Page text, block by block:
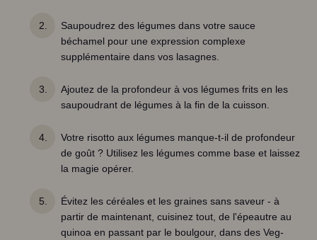
Saupoudrez des légumes dans votre sauce
béchamel pour une expression complexe
supplémentaire dans vos lasagnes.
Ajoutez de la profondeur à vos légumes frits en les
saupoudrant de légumes à la fin de la cuisson.
Votre risotto aux légumes manque-t-il de profondeur
de goût ? Utilisez les légumes comme base et laissez
la magie opérer.
Évitez les céréales et les graines sans saveur - à
partir de maintenant, cuisinez tout, de l'épeautre au
quinoa en passant par le boulgour, dans des Veg-